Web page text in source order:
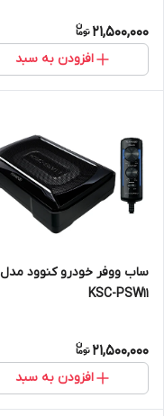
21,500,000
افزودن به سبد
ساب ووفر خودرو کنوود مدل
KSC-PSW11
21,500,000
افزودن به سبد